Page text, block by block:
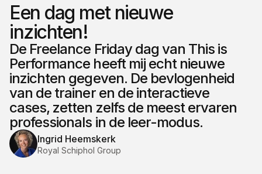
Een dag met nieuwe
inzichten!
De Freelance Friday dag van This is
Performance heeft mij echt nieuwe
inzichten gegeven. De bevlogenheid
van de trainer en de interactieve
cases, zetten zelfs de meest ervaren
professionals in de leer-modus.
Ingrid Heemskerk
Royal Schiphol Group